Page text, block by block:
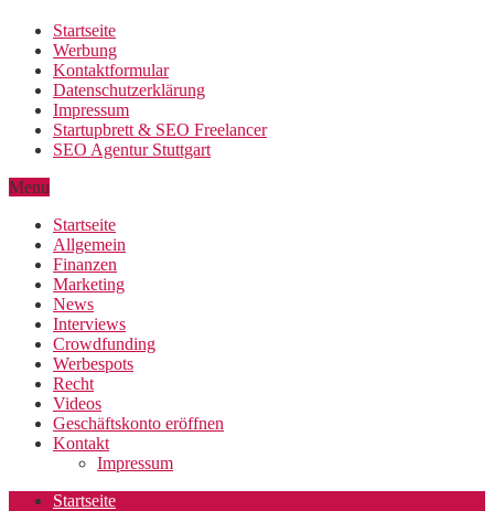
Startseite
Werbung
Kontaktformular
Datenschutzerklärung
Impressum
Startupbrett & SEO Freelancer
SEO Agentur Stuttgart
Menu
Startseite
Allgemein
Finanzen
Marketing
News
Interviews
Crowdfunding
Werbespots
Recht
Videos
Geschäftskonto eröffnen
Kontakt
Impressum
Startseite